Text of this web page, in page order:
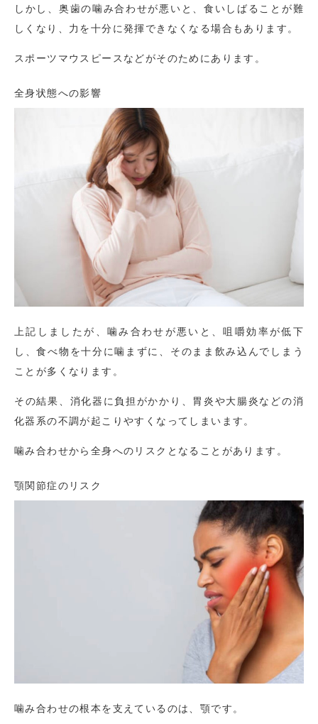
しかし、奥歯の噛み合わせが悪いと、食いしばることが難
しくなり、力を十分に発揮できなくなる場合もあります。
スポーツマウスピースなどがそのためにあります。
全身状態への影響
上記しましたが、噛み合わせが悪いと、咀嚼効率が低下
し、食べ物を十分に噛まずに、そのまま飲み込んでしまう
ことが多くなります。
その結果、消化器に負担がかかり、胃炎や大腸炎などの消
化器系の不調が起こりやすくなってしまいます。
噛み合わせから全身へのリスクとなることがあります。
顎関節症のリスク
噛み合わせの根本を支えているのは、顎です。